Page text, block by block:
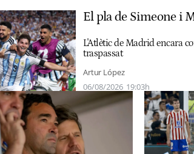
El pla de Simeone i
L'Atlètic de Madrid encara
traspassat
Artur López
06/08/2026 19:03h